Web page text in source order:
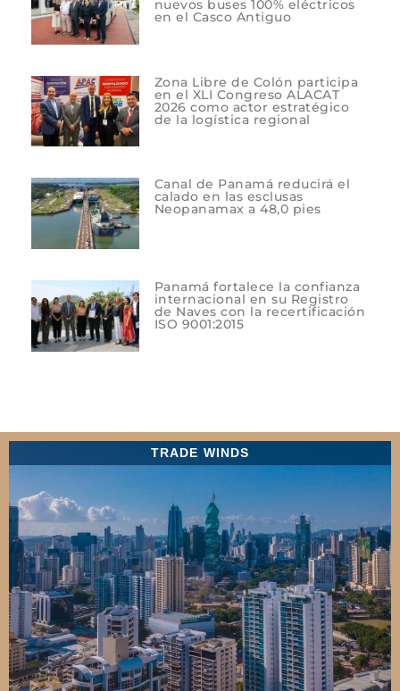
nuevos buses 100% eléctricos
en el Casco Antiguo
Zona Libre de Colón participa
en el XLI Congreso ALACAT
2026 como actor estratégico
de la logística regional
Canal de Panamá reducirá el
calado en las esclusas
Neopanamax a 48,0 pies
Panamá fortalece la confianza
internacional en su Registro
de Naves con la recertificación
ISO 9001:2015
TRADE WINDS